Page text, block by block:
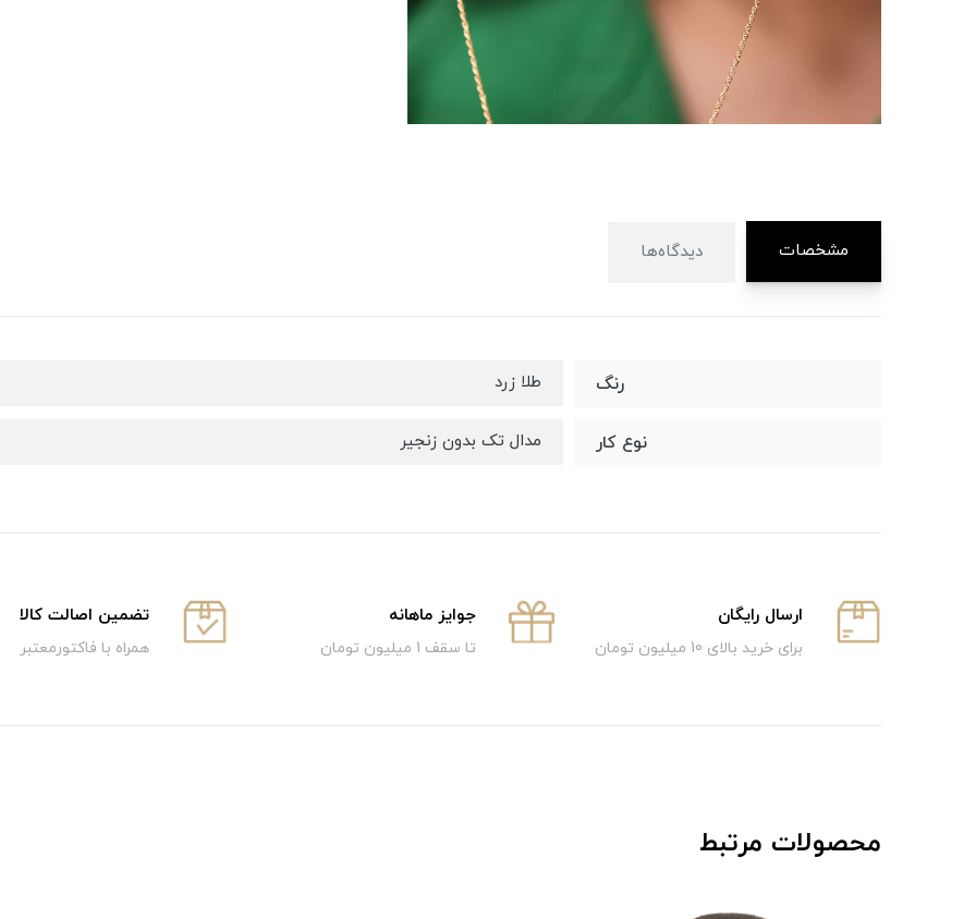
مشخصات دیدگاه‌ها
رنگ طلا زرد
نوع کار مدال تک بدون زنجیر
ارسال رایگان
برای خرید بالای 10 میلیون تومان
جوایز ماهانه
تا سقف 1 میلیون تومان
تضمین اصالت کالا
همراه با فاکتورمعتبر
محصولات مرتبط